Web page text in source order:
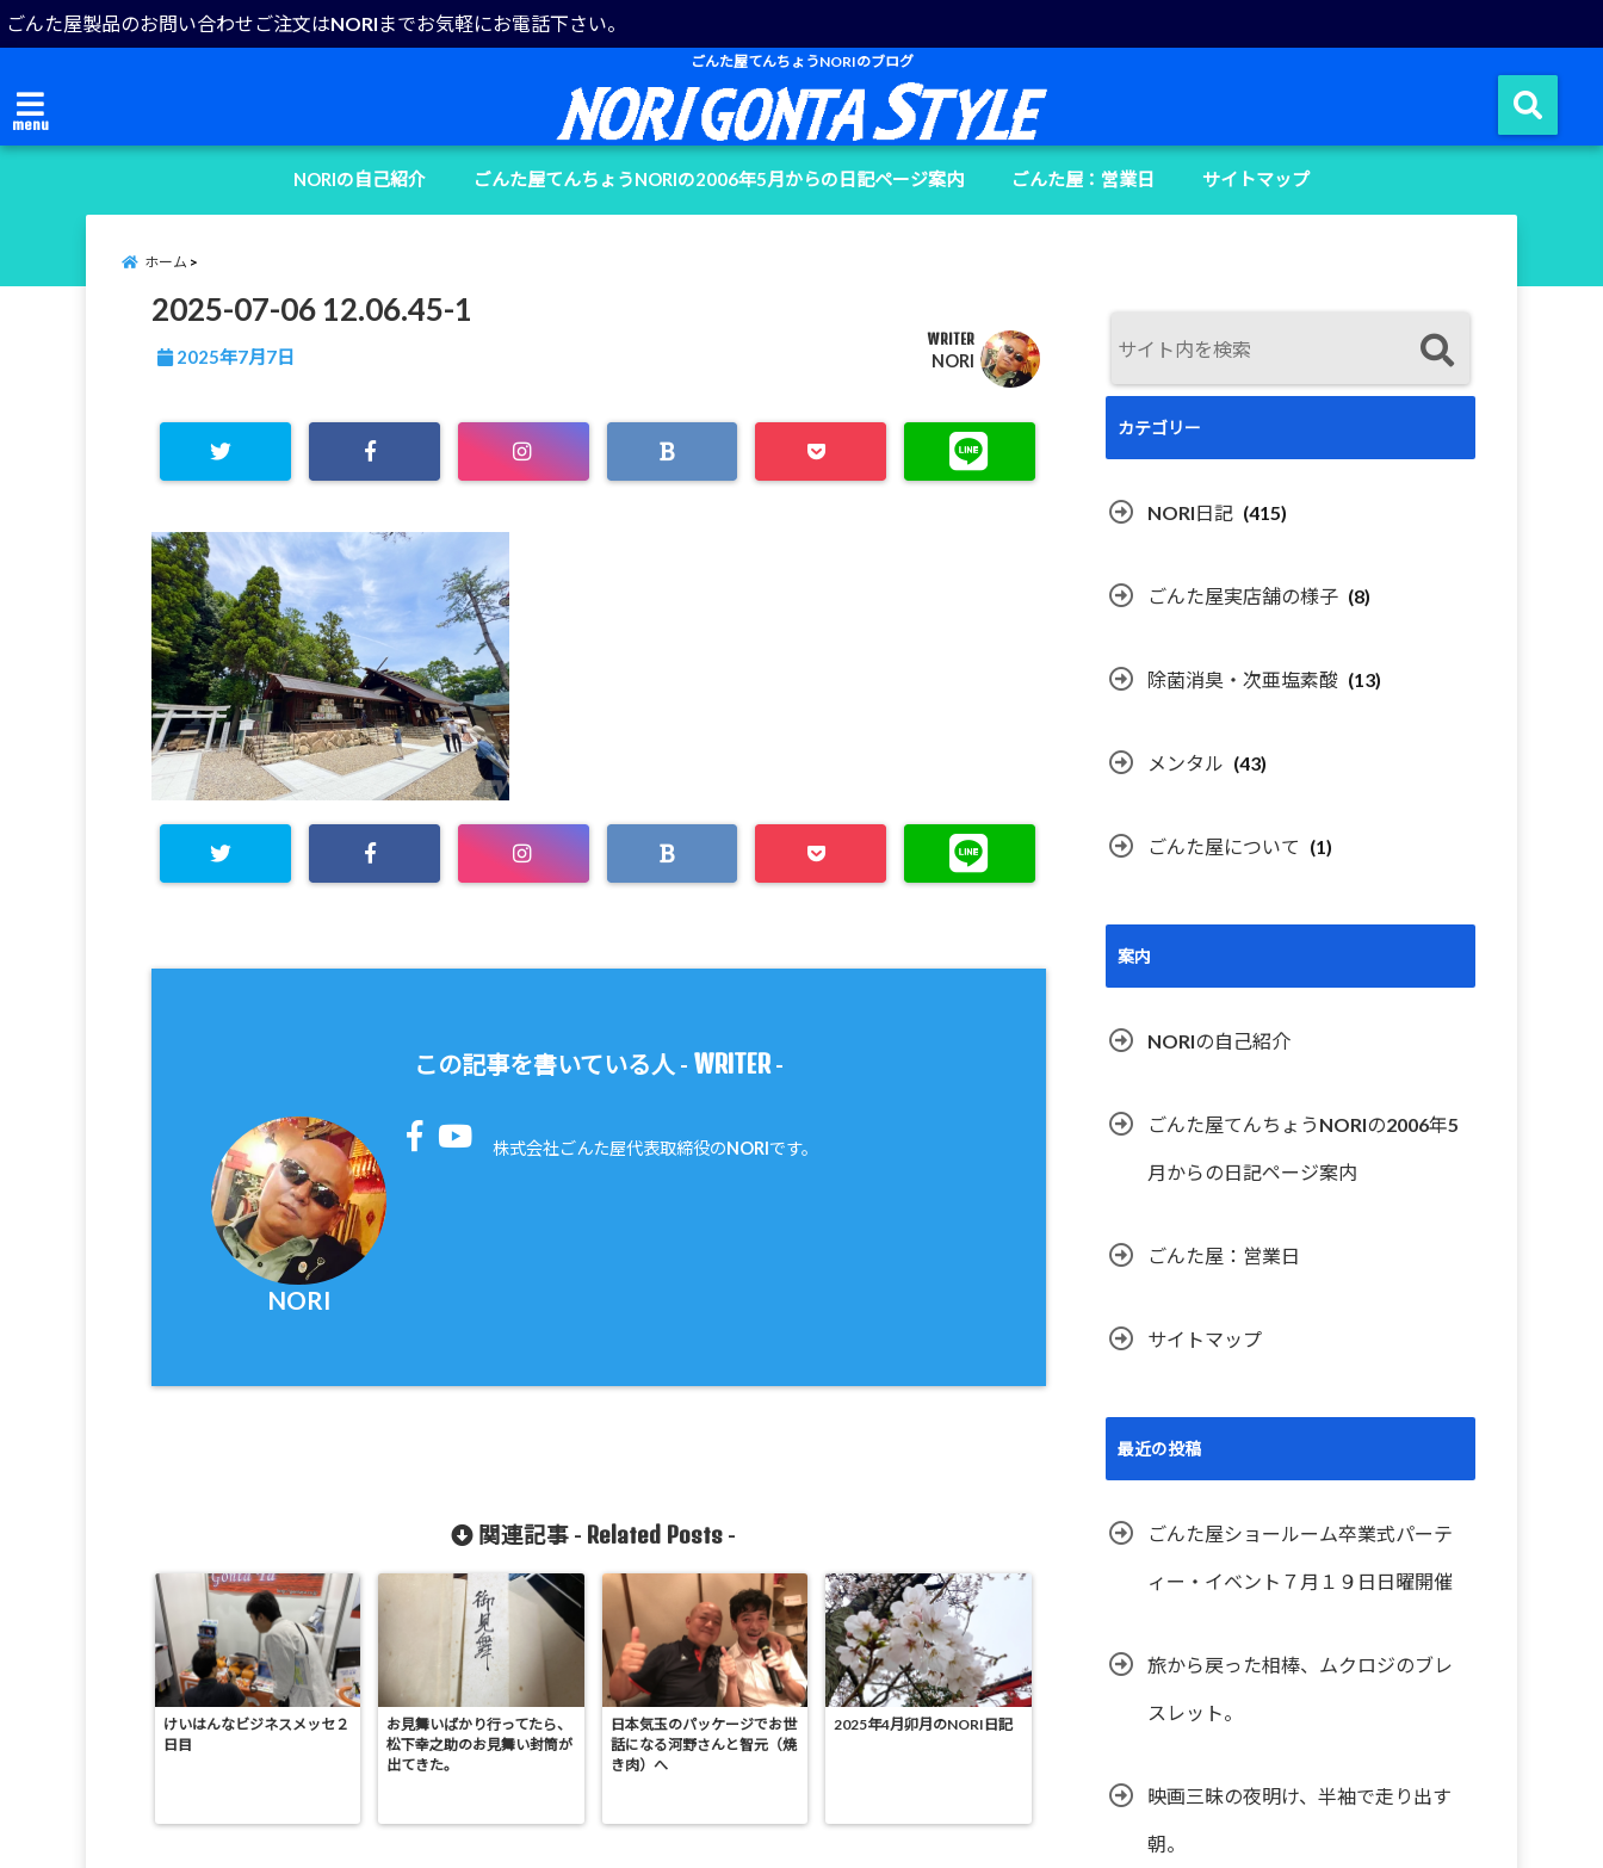
ごんた屋製品のお問い合わせご注文はNORIまでお気軽にお電話下さい。
ごんた屋てんちょうNORIのブログ
menu
NORIの自己紹介 ごんた屋てんちょうNORIの2006年5月からの日記ページ案内 ごんた屋：営業日 サイトマップ
ホーム
2025-07-06 12.06.45-1
2025年7月7日
WRITER
NORI
この記事を書いている人 - WRITER-
NORI
株式会社ごんた屋代表取締役のNORIです。
関連記事 - Related Posts-
けいはんなビジネスメッセ２
日目
お見舞いばかり行ってたら、
松下幸之助のお見舞い封筒が
出てきた。
日本気玉のパッケージでお世
話になる河野さんと智元（焼
き肉）へ
2025年4月卯月のNORI日記
カテゴリー
NORI日記 (415)
ごんた屋実店舗の様子 (8)
除菌消臭・次亜塩素酸 (13)
メンタル (43)
ごんた屋について (1)
案内
NORIの自己紹介
ごんた屋てんちょうNORIの2006年5
月からの日記ページ案内
ごんた屋：営業日
サイトマップ
最近の投稿
ごんた屋ショールーム卒業式パーテ
ィー・イベント７月１９日日曜開催
旅から戻った相棒、ムクロジのブレ
スレット。
映画三昧の夜明け、半袖で走り出す
朝。